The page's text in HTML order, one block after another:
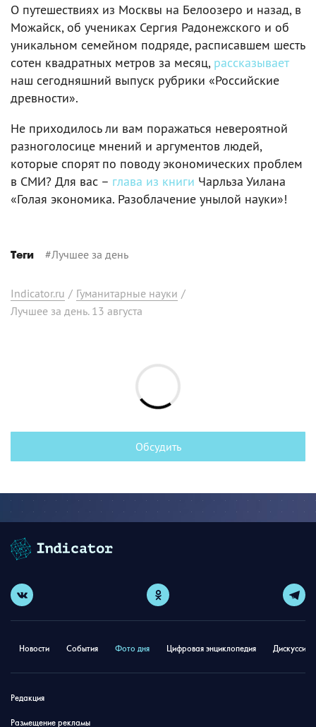
О путешествиях из Москвы на Белоозеро и назад, в
Можайск, об учениках Сергия Радонежского и об
уникальном семейном подряде, расписавшем шесть
сотен квадратных метров за месяц, рассказывает
наш сегодняшний выпуск рубрики «Российские
древности».
Не приходилось ли вам поражаться невероятной
разноголосице мнений и аргументов людей,
которые спорят по поводу экономических проблем
в СМИ? Для вас – глава из книги Чарльза Уилана
«Голая экономика. Разоблачение унылой науки»!
Теги #Лучшее за день
Indicator.ru / Гуманитарные науки /
Лучшее за день. 13 августа
Обсудить
Новости События Фото дня Цифровая энциклопедия
Редакция
Размещение рекламы